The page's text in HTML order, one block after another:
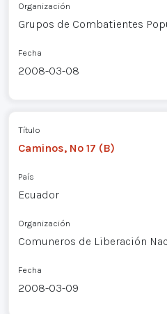
Organización
Grupos de Combatientes
Fecha
2008-03-08
Título
Caminos, Nº 17 (B)
País
Ecuador
Organización
Comuneros de Liberación
Fecha
2008-03-09